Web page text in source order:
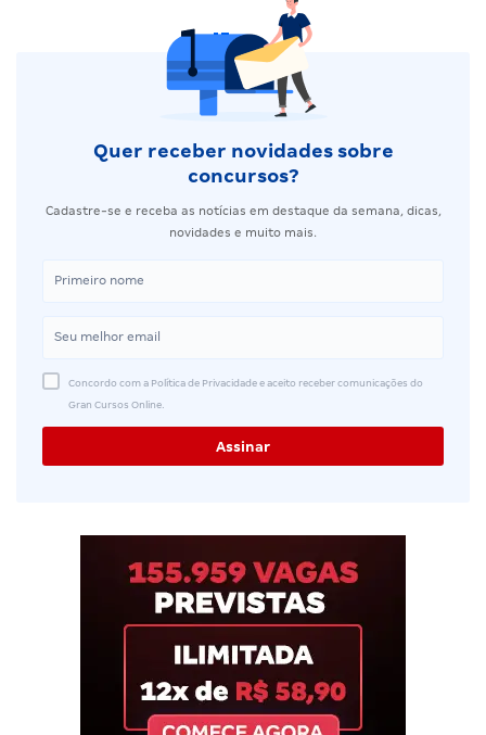
Quer receber novidades sobre
concursos?
Cadastre-se e receba as notícias em destaque da semana, dicas,
novidades e muito mais.
Concordo com a Política de Privacidade e aceito receber comunicações do
Gran Cursos Online.